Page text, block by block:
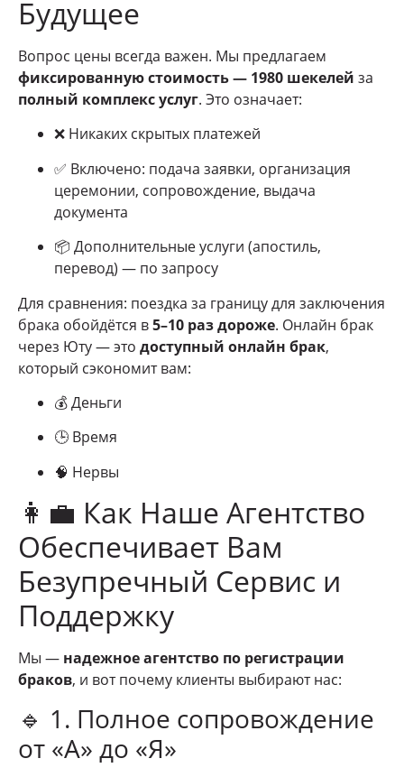
Будущее
Вопрос цены всегда важен. Мы предлагаем
фиксированную стоимость — 1980 шекелей за
полный комплекс услуг. Это означает:
❌ Никаких скрытых платежей
✅ Включено: подача заявки, организация
церемонии, сопровождение, выдача
документа
📦 Дополнительные услуги (апостиль,
перевод) — по запросу
Для сравнения: поездка за границу для заключения
брака обойдётся в5–10 раз дороже. Онлайн брак
через Юту — это доступный онлайн брак,
который сэкономит вам:
💰 Деньги
🕒 Время
🧠 Нервы
👩‍💼 Как Наше Агентство
Обеспечивает Вам
Безупречный Сервис и
Поддержку
Мы — надежное агентство по регистрации
браков, и вот почему клиенты выбирают нас:
🔹 1. Полное сопровождение
от «А» до «Я»